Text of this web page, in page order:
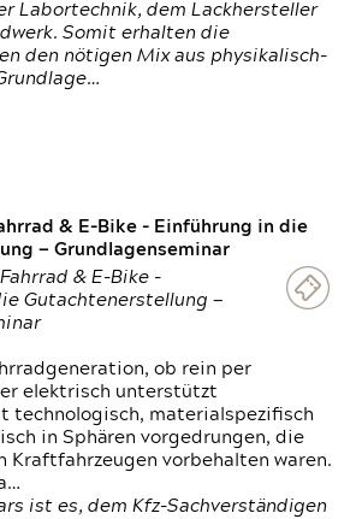
Labortechnik, dem Lackhersteller
Somit erhalten die
den nötigen Mix aus physikalisch-
& E-Bike - Einführung in die
— Grundlagenseminar
& E-Bike -
Gutachtenerstellung —
ob rein per
elektrisch unterstützt
technologisch, materialspezifisch
in Sphären vorgedrungen, die
Kraftfahrzeugen vorbehalten waren.
ist es, dem Kfz-Sachverständigen